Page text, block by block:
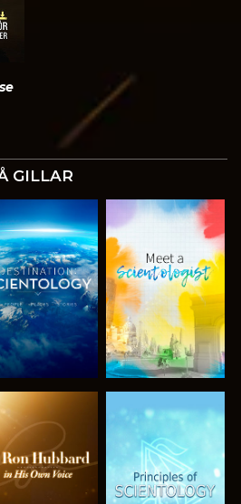
GILLAR
UTFORSKA
SERIEN
UTFORSKA
SERIEN